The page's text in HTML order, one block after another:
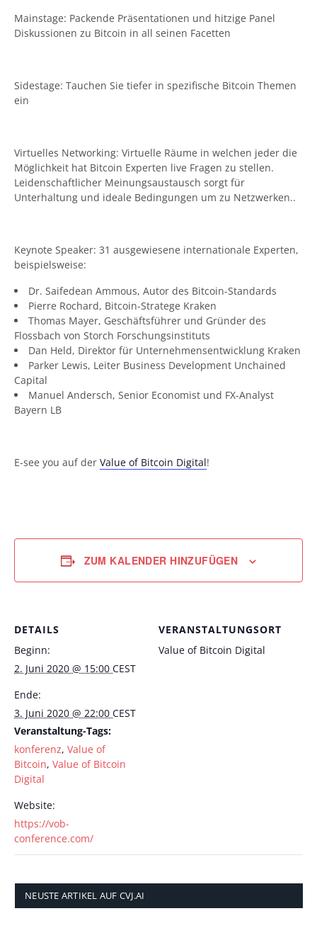
Mainstage: Packende Präsentationen und hitzige Panel
Diskussionen zu Bitcoin in all seinen Facetten
Sidestage: Tauchen Sie tiefer in spezifische Bitcoin Themen
ein
Virtuelles Networking: Virtuelle Räume in welchen jeder die
Möglichkeit hat Bitcoin Experten live Fragen zu stellen.
Leidenschaftlicher Meinungsaustausch sorgt für
Unterhaltung und ideale Bedingungen um zu Netzwerken..
Keynote Speaker: 31 ausgewiesene internationale Experten,
beispielsweise:
Dr. Saifedean Ammous, Autor des Bitcoin-Standards
Pierre Rochard, Bitcoin-Stratege Kraken
Thomas Mayer, Geschäftsführer und Gründer des
Flossbach von Storch Forschungsinstituts
Dan Held, Direktor für Unternehmensentwicklung Kraken
Parker Lewis, Leiter Business Development Unchained
Capital
Manuel Andersch, Senior Economist und FX-Analyst
Bayern LB
E-see you auf der Value of Bitcoin Digital!
ZUM KALENDER HINZUFÜGEN
DETAILS
Beginn:
2. Juni 2020 @ 15:00 CEST
Ende:
3. Juni 2020 @ 22:00 CEST
Veranstaltung-Tags:
konferenz, Value of
Bitcoin, Value of Bitcoin
Digital
Website:
https://vob-
conference.com/
VERANSTALTUNGSORT
Value of Bitcoin Digital
NEUSTE ARTIKEL AUF CVJ.AI